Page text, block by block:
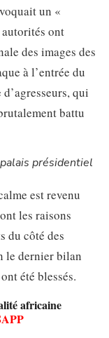
un «
ont
des images des
à l’entrée du
qui
battu
présidentiel
est revenu
les raisons
du côté des
le dernier bilan
été blessés.
africaine